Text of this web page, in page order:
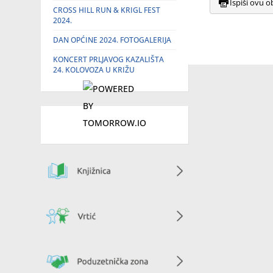
CROSS HILL RUN & KRIGL FEST
2024.
DAN OPĆINE 2024. FOTOGALERIJA
KONCERT PRLJAVOG KAZALIŠTA
24. KOLOVOZA U KRIŽU
Ispiši ovu